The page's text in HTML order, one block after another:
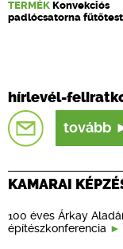
TERMÉK Konvekciós
padlócsatorna
hírlevél-
tovább
KAMARAI
100 éves Árkay
építészkonferencia